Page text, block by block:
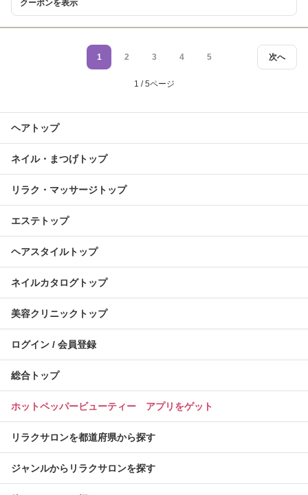
クーポンを表示
次へ
1 2 3 4 5
1 / 5ページ
ヘアトップ
ネイル・まつげトップ
リラク・マッサージトップ
エステトップ
ヘアスタイルトップ
ネイルカタログトップ
美容クリニックトップ
ログイン / 会員登録
総合トップ
ホットペッパービューティー アプリをゲット
リラクサロンを都道府県から探す
ジャンルからリラクサロンを探す